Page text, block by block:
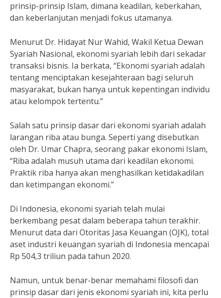
prinsip-prinsip Islam, dimana keadilan, keberkahan,
dan keberlanjutan menjadi fokus utamanya.
Menurut Dr. Hidayat Nur Wahid, Wakil Ketua Dewan
Syariah Nasional, ekonomi syariah lebih dari sekadar
transaksi bisnis. Ia berkata, “Ekonomi syariah adalah
tentang menciptakan kesejahteraan bagi seluruh
masyarakat, bukan hanya untuk kepentingan individu
atau kelompok tertentu.”
Salah satu prinsip dasar dari ekonomi syariah adalah
larangan riba atau bunga. Seperti yang disebutkan
oleh Dr. Umar Chapra, seorang pakar ekonomi Islam,
“Riba adalah musuh utama dari keadilan ekonomi.
Praktik riba hanya akan menghasilkan ketidakadilan
dan ketimpangan ekonomi.”
Di Indonesia, ekonomi syariah telah mulai
berkembang pesat dalam beberapa tahun terakhir.
Menurut data dari Otoritas Jasa Keuangan (OJK), total
aset industri keuangan syariah di Indonesia mencapai
Rp 504,3 triliun pada tahun 2020.
Namun, untuk benar-benar memahami filosofi dan
prinsip dasar dari jenis ekonomi syariah ini, kita perlu